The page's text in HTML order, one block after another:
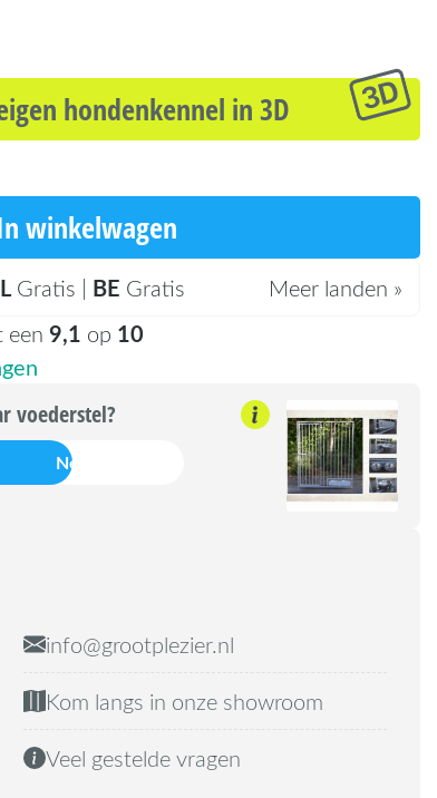
hondenkennel in 3D
winkelwagen
Gratis | BE Gratis
Meer landen »
een 9,1 op 10
voederstel?
Nee
info@grootplezier.nl
Kom langs in onze showroom
Veel gestelde vragen